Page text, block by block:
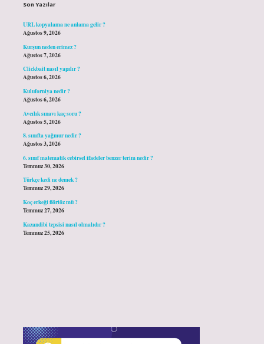
Son Yazılar
URL kopyalama ne anlama gelir ?
Ağustos 9, 2026
Kurşun neden erimez ?
Ağustos 7, 2026
Clickbait nasıl yapılır ?
Ağustos 6, 2026
Kuluforniya nedir ?
Ağustos 6, 2026
Avcılık sınavı kaç soru ?
Ağustos 5, 2026
8. sınıfta yağmur nedir ?
Ağustos 3, 2026
6. sınıf matematik cebirsel ifadeler benzer terim nedir ?
Temmuz 30, 2026
Türkçe kedi ne demek ?
Temmuz 29, 2026
Koç erkeği flörtöz mü ?
Temmuz 27, 2026
Kazandibi tepsisi nasıl olmalıdır ?
Temmuz 25, 2026